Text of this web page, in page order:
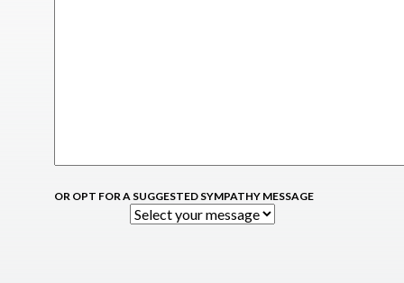
OR OPT FOR A SUGGESTED SYMPATHY MESSAGE